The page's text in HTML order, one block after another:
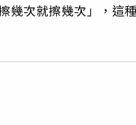
幾次就擦幾次」，這